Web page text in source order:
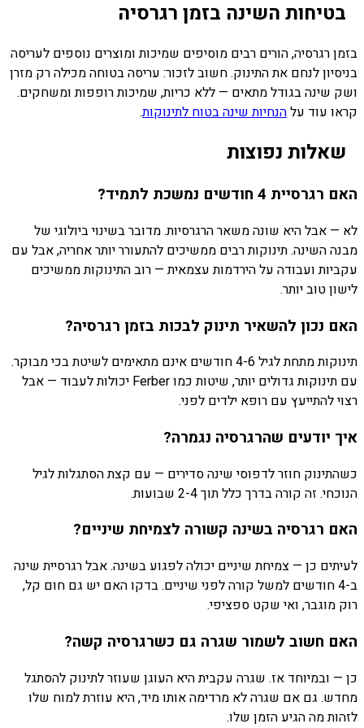
בטיחות השינה בזמן רגרסיה
בזמן רגרסיה, הורים רבים מוסיפים שמיכות ומוצרים נוספים לעריסה
בניסיון לנחם את התינוק. חשוב לזכור: עריסה בטוחה מכילה רק מזרן
ושק שינה בגודל מתאים — ללא כריות, שמיכות רופפות ומשחקים.
קראו עוד עלהנחיות שינה בטוח לתינוקות.
שאלות נפוצות
האם רגרסיית 4 חודשים נמשכת לתמיד?
לא — אבל היא שונה משאר הרגרסיות. מדובר בשינוי ביולוגי של
מבנה השינה. תינוקות רבים ממשיכים להתעורר יותר אחריה, אבל עם
עקביות ועבודה על הירדמות עצמאית — רוב התינוקות ממשיכים
לישון טוב יותר.
האם נכון להשאיר תינוק לבכות בזמן רגרסיה?
תינוקות מתחת לגיל 4-6 חודשים אינם מתאימים לשיטת בכי מבוקר.
עם תינוקות גדולים יותר, שיטות כמו Ferber יכולות לעבוד — אבל
רצוי להתייעץ עם רופא ילדים לפני.
איך יודעים שהרגרסיה נגמרה?
כשהתינוק חוזר לדפוסי שינה סדירים — עם קצת הסתגלות לגיל
הנוכחי. זה קורה בדרך כלל תוך 2-4 שבועות.
האם רגרסיה בשינה קשורה לצמיחת שיניים?
לעיתים כן — צמיחת שיניים יכולה לפגוע בשינה. אבל רגרסיית שינה
ב-4 חודשים למשל קורה לפני שיניים. בדקו האם יש גם חום קל,
רוק מוגבר, ואי שקט ספציפי.
האם חשוב לשמור שגרה גם כשרגרסיה קשה?
כן — ובמיוחד אז. שגרה עקבית היא העוגן שעוזר לתינוק להסתגל
מחדש. גם אם שגרה לא מרדימה אותו מיד, היא עוזרת למוח שלו
לזהות מה הגיע הזמן שלו.